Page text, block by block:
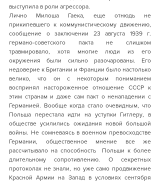
выступила в роли агрессора.
Лично Милоша Гаека, еще отнюдь не
прикипевшего к коммунистическому движению,
сообщение о заключении 23 августа 1939 г.
германо-советского пакта не слишком
травмировало, хотя многие люди из его
окружения были сильно разочарованы. Его
недоверие к Британии и Франции было настолько
велико, что он с некоторым пониманием
воспринял настороженное отношение СССР к
этим странам и даже сам пакт о ненападении с
Германией. Вообще когда стало очевидным, что
Польша перестала идти на уступки Гитлеру, в
обществе усилились ожидания новой большой
войны. Не сомневаясь в военном превосходстве
Германии, общественное мнение все же
рассчитывало на способность  Польши к более
длительному сопротивлению. О секретных
протоколах не знали, но уже само продвижение
Красной Армии на Запад в условиях сентября